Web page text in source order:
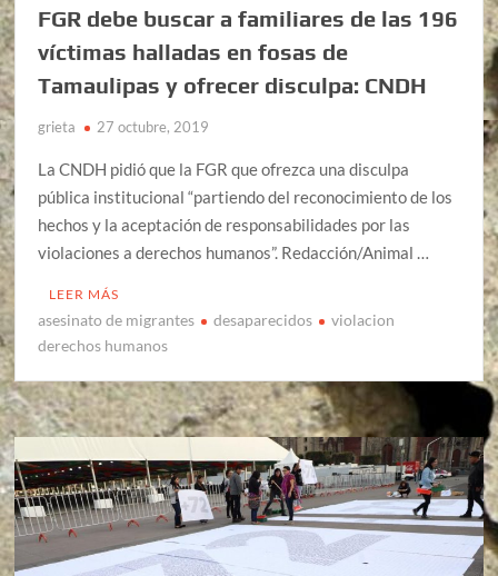
FGR debe buscar a familiares de las 196
víctimas halladas en fosas de
Tamaulipas y ofrecer disculpa: CNDH
grieta 27 octubre, 2019
La CNDH pidió que la FGR que ofrezca una disculpa
pública institucional “partiendo del reconocimiento de los
hechos y la aceptación de responsabilidades por las
violaciones a derechos humanos”. Redacción/Animal …
LEER MÁS
asesinato de migrantes desaparecidos
violacion
derechos humanos